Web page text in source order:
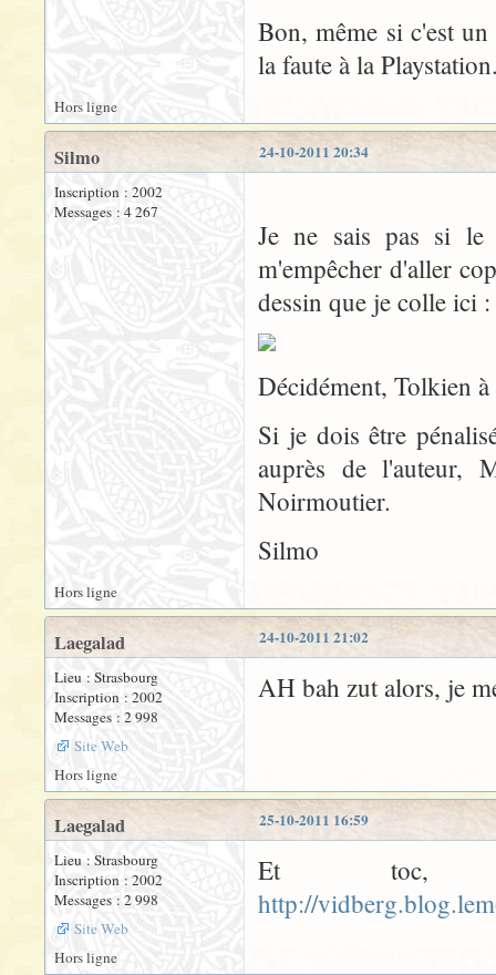
Bon, même si c'est
la faute à la
Hors ligne
24-10-2011 20:34
Silmo
Inscription : 2002
Messages : 4 267
Je ne sais pas si le
m'empêcher d'aller
dessin que je colle ici :
Décidément, Tolkien
Si je dois être
auprès de l'auteur,
Noirmoutier.
Silmo
Hors ligne
24-10-2011 21:02
Laegalad
Lieu : Strasbourg
Inscription : 2002
Messages : 2 998
Site Web
AH bah zut alors, je
Hors ligne
25-10-2011 16:59
Laegalad
Lieu : Strasbourg
Inscription : 2002
Messages : 2 998
Site Web
Et toc,
http://
Hors ligne